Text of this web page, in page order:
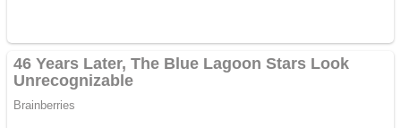
Sulawesi Utara